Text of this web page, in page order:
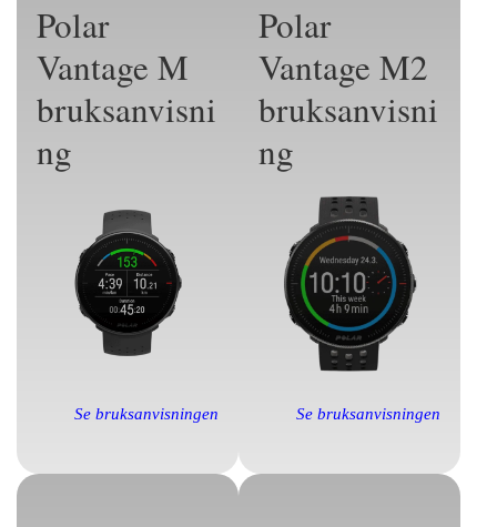
Polar
Vantage M
bruksanvisni
ng
Se bruksanvisningen
Polar
Vantage M2
bruksanvisni
ng
Se bruksanvisningen